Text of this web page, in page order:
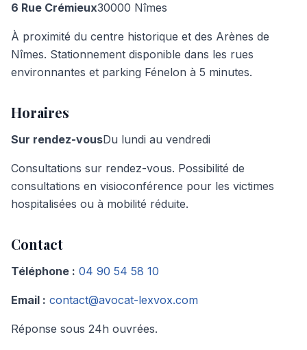
6 Rue Crémieux30000 Nîmes
À proximité du centre historique et des Arènes de
Nîmes. Stationnement disponible dans les rues
environnantes et parking Fénelon à 5 minutes.
Horaires
Sur rendez-vousDu lundi au vendredi
Consultations sur rendez-vous. Possibilité de
consultations en visioconférence pour les victimes
hospitalisées ou à mobilité réduite.
Contact
Téléphone : 04 90 54 58 10
Email : contact@avocat-lexvox.com
Réponse sous 24h ouvrées.